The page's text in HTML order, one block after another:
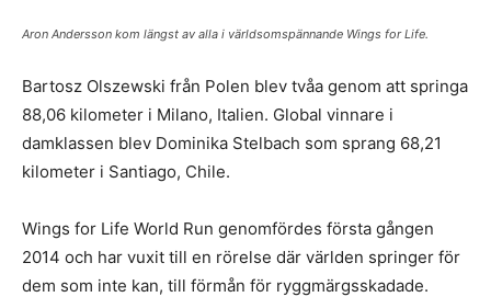
Aron Andersson kom längst av alla i världsomspännande Wings for Life.
Bartosz Olszewski från Polen blev tvåa genom att springa
88,06 kilometer i Milano, Italien. Global vinnare i
damklassen blev Dominika Stelbach som sprang 68,21
kilometer i Santiago, Chile.
Wings for Life World Run genomfördes första gången
2014 och har vuxit till en rörelse där världen springer för
dem som inte kan, till förmån för ryggmärgsskadade.